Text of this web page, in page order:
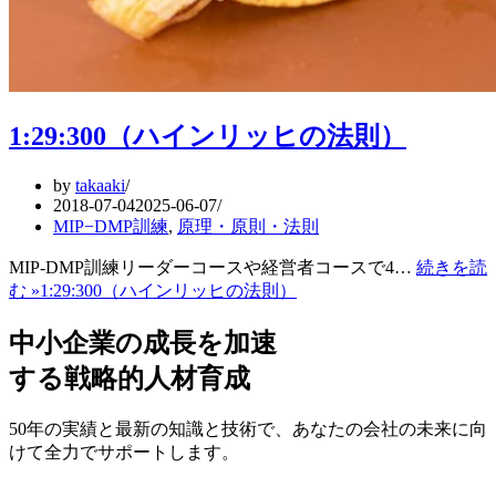
1:29:300（ハインリッヒの法則）
by takaaki
2018-07-042025-06-07
MIP−DMP訓練, 原理・原則・法則
MIP-DMP訓練リーダーコースや経営者コースで4… 続きを読
む »1:29:300（ハインリッヒの法則）
中小企業の成長を加速
する戦略的人材育成
50年の実績と最新の知識と技術で、あなたの会社の未来に向
けて全力でサポートします。